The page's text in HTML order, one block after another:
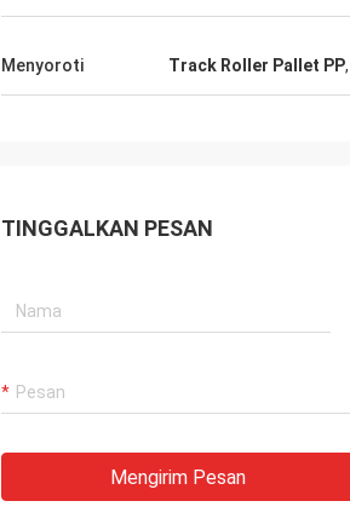
Menyoroti Track Roller Pallet PP,
TINGGALKAN PESAN
Mengirim Pesan